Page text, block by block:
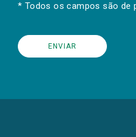
* Todos os campos são de